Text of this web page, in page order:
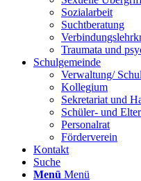
Sozialarbeit
Suchtberatung
Traumata und
Schulgemeinde
Verwaltung/
Kollegium
Sekretariat und
Schüler- und
Personalrat
Förderverein
Kontakt
Suche
Menü Menü